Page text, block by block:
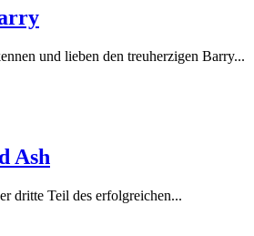
und lieben den treuherzigen Barry...
Ash
dritte Teil des erfolgreichen...